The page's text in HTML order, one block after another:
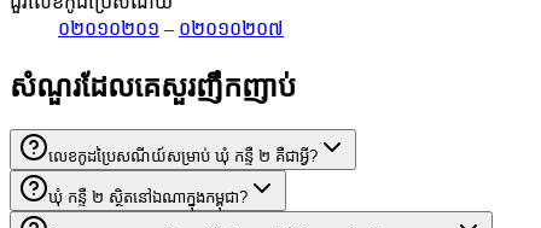
០២០១០២០១ – ០២០១០២០៧
សំណួរដែលគេសួរញឹកញាប់
លេខកូដប្រៃសណីយ៍សម្រាប់ ឃុំ កន្ទឺ ២ គឺជាអ្វី?
ឃុំ កន្ទឺ ២ ស្ថិតនៅឯណាក្នុងកម្ពុជា?